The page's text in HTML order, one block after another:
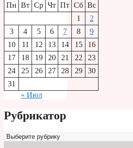
Пн Вт Ср Чт Пт Сб Вс
1
2
3
4 5 6 7 8
9
10
11 12 13 14 15
16
17
18 19 20 21 22
23
24
25 26 27 28 29
30
31
« Июл
Рубрикатор
Рубрикатор